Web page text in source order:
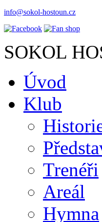
info@sokol-hostoun.cz
SOKOL
Úvod
Klub
Trenéři
Areál
Hymna